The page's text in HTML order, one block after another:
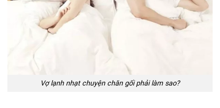
Vợ lạnh nhạt chuyện chăn gối phải làm sao?